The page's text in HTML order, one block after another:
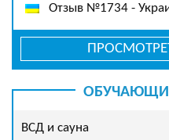
Отзыв №1734 -
ВСД и сауна